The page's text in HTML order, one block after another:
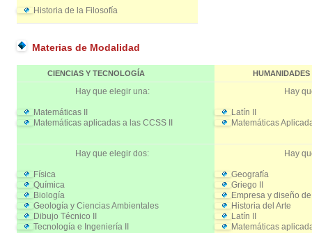
Historia de la Filosofía
Materias de Modalidad
CIENCIAS Y TECNOLOGÍA
Hay que elegir una:
Matemáticas II
Matemáticas aplicadas a las CCSS II
Hay
Latín II
Matemáticas
Hay que elegir dos:
Física
Química
Biología
Geología y Ciencias Ambientales
Dibujo Técnico II
Tecnología e Ingeniería II
Hay
Geografía
Griego II
Empresa y diseño
Historia del Arte
Latín II
Matemáticas